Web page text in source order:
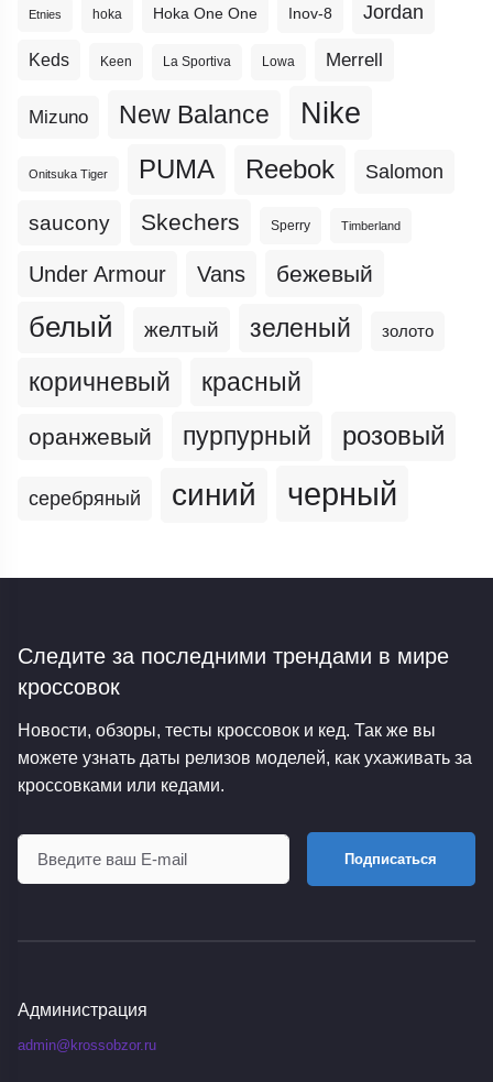
Etnies hoka Hoka One One Inov-8 Jordan
Keds Keen La Sportiva Lowa Merrell
Mizuno New Balance Nike
Onitsuka Tiger PUMA Reebok Salomon
saucony Skechers Sperry Timberland
Under Armour Vans бежевый
белый желтый зеленый золото
коричневый красный
оранжевый пурпурный розовый
серебряный синий черный
Следите за последними трендами в мире
кроссовок
Новости, обзоры, тесты кроссовок и кед. Так же вы
можете узнать даты релизов моделей, как ухаживать за
кроссовками или кедами.
Подписаться
Администрация
admin@krossobzor.ru